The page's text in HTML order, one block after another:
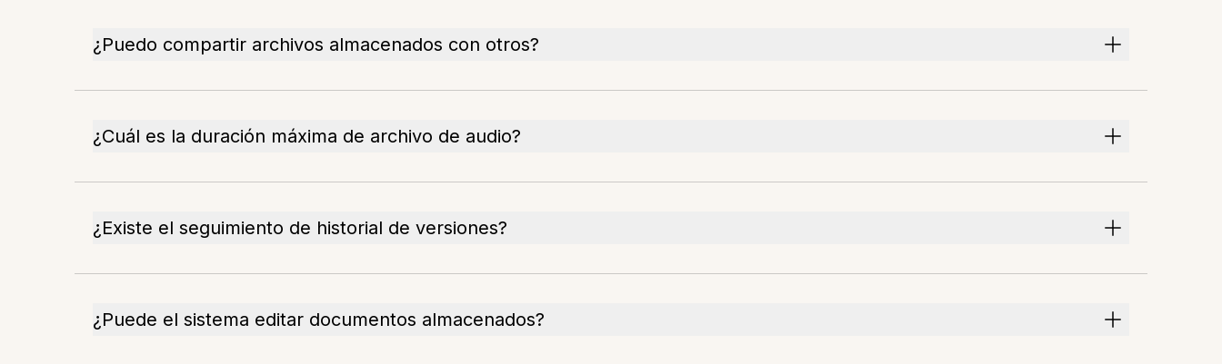
¿Puedo compartir archivos almacenados con otros?
¿Cuál es la duración máxima de archivo de audio?
¿Existe el seguimiento de historial de versiones?
¿Puede el sistema editar documentos almacenados?